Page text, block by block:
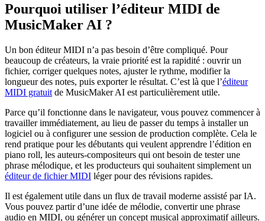
Pourquoi utiliser l’éditeur MIDI de
MusicMaker AI ?
Un bon éditeur MIDI n’a pas besoin d’être compliqué. Pour
beaucoup de créateurs, la vraie priorité est la rapidité : ouvrir un
fichier, corriger quelques notes, ajuster le rythme, modifier la
longueur des notes, puis exporter le résultat. C’est là que l’éditeur
MIDI gratuit de MusicMaker AI est particulièrement utile.
Parce qu’il fonctionne dans le navigateur, vous pouvez commencer à
travailler immédiatement, au lieu de passer du temps à installer un
logiciel ou à configurer une session de production complète. Cela le
rend pratique pour les débutants qui veulent apprendre l’édition en
piano roll, les auteurs-compositeurs qui ont besoin de tester une
phrase mélodique, et les producteurs qui souhaitent simplement un
éditeur de fichier MIDI léger pour des révisions rapides.
Il est également utile dans un flux de travail moderne assisté par IA.
Vous pouvez partir d’une idée de mélodie, convertir une phrase
audio en MIDI, ou générer un concept musical approximatif ailleurs.